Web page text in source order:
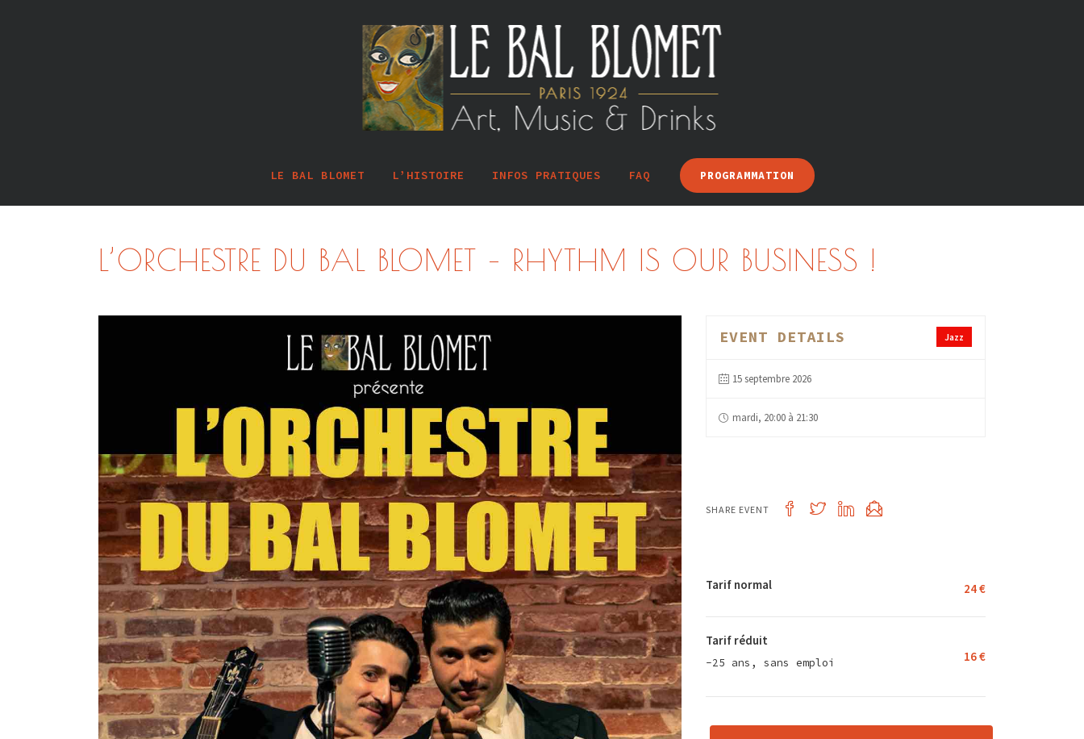
LE BAL BLOMET L’HISTOIRE INFOS PRATIQUES FAQ PROGRAMMATION
L’ORCHESTRE DU BAL BLOMET – RHYTHM IS OUR BUSINESS !
Jazz
EVENT DETAILS
15 septembre 2026
mardi, 20:00 à 21:30
SHARE EVENT
Tarif normal 24 €
Tarif réduit
-25 ans, sans emploi 16 €